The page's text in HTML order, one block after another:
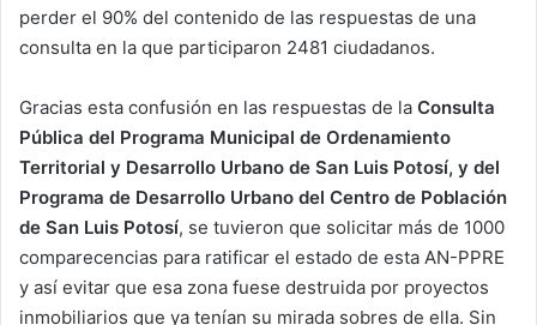
perder el 90% del contenido de las respuestas de una
consulta en la que participaron 2481 ciudadanos.
Gracias esta confusión en las respuestas de la Consulta
Pública del Programa Municipal de Ordenamiento
Territorial y Desarrollo Urbano de San Luis Potosí, y del
Programa de Desarrollo Urbano del Centro de Población
de San Luis Potosí, se tuvieron que solicitar más de 1000
comparecencias para ratificar el estado de esta AN-PPRE
y así evitar que esa zona fuese destruida por proyectos
inmobiliarios que ya tenían su mirada sobres de ella. Sin